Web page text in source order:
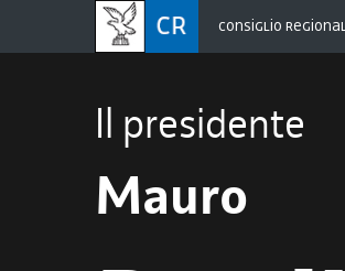
CONSIGLIO
Il presidente
Mauro